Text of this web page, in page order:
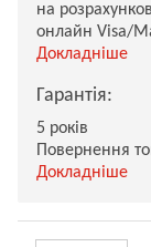
на
онлайн Visa/
Докладніше
Гарантія:
5 років
Повернення
Докладніше